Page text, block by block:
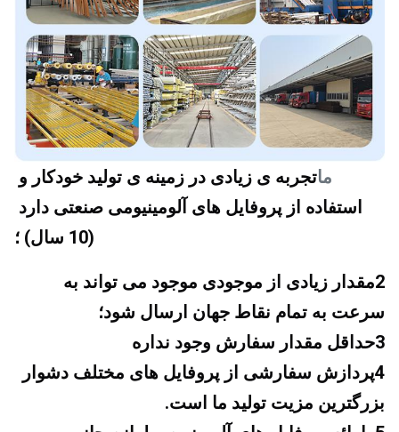
ما
(10 سال) ؛
سرعت به تمام نقاط جهان ارسال شود؛
3حداقل مقدار سفارش وجود نداره
بزرگترین مزیت تولید ما است.